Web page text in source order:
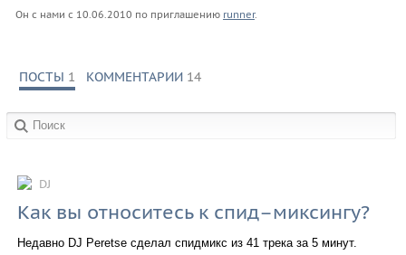
Он с нами с 10.06.2010 по приглашению runner.
ПОСТЫ 1 КОММЕНТАРИИ 14
DJ
Как вы относитесь к спид–миксингу?
Недавно DJ Peretse сделал спидмикс из 41 трека за 5 минут.